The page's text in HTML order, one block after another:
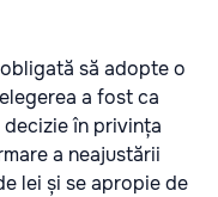
să adopte o
a fost ca
decizie în privința
a neajustării
lei și se apropie de